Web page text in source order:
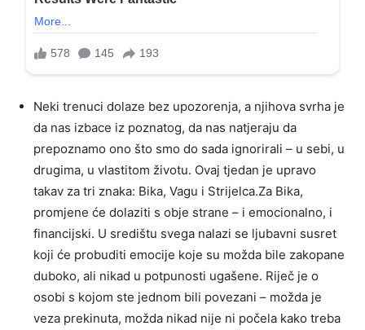
Neki trenuci dolaze bez upozorenja, a njihova svrha je
da nas izbace iz poznatog, da nas natjeraju da
prepoznamo ono što smo do sada ignorirali – u sebi, u
drugima, u vlastitom životu. Ovaj tjedan je upravo
takav za tri znaka: Bika, Vagu i Strijelca.Za Bika,
promjene će dolaziti s obje strane – i emocionalno, i
financijski. U središtu svega nalazi se ljubavni susret
koji će probuditi emocije koje su možda bile zakopane
duboko, ali nikad u potpunosti ugašene. Riječ je o
osobi s kojom ste jednom bili povezani – možda je
veza prekinuta, možda nikad nije ni počela kako treba